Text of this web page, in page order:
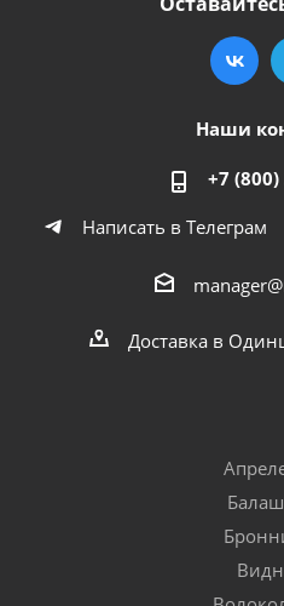
Наши
+7
Написать в Телеграм
Доставка в